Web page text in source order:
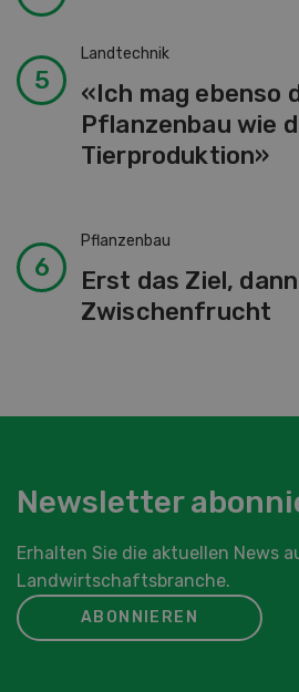
Landtechnik
«Ich mag ebenso
Pflanzenbau wie
Tierproduktion»
Pflanzenbau
Erst das Ziel,
Zwischenfrucht
Newsletter
Erhalten Sie die aktuellen News
Landwirtschaftsbranche.
ABONNIEREN